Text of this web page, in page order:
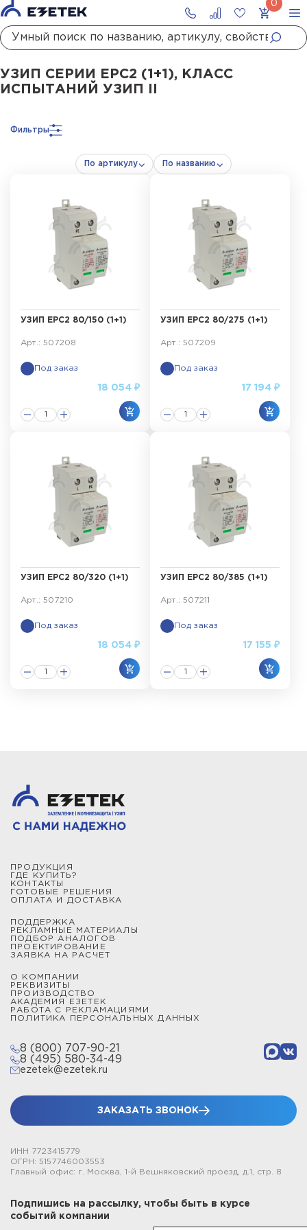
ГлавнаяКаталог УЗИПУЗИП сетей до 1000 ВУЗИП II класса испытаний
УЗИП СЕРИИ ЕРС2 (1+1), КЛАСС
ИСПЫТАНИЙ УЗИП II
Фильтры
По артикулу По названию
УЗИП ЕРС2 80/150 (1+1)
Арт.: 507208
Под заказ
18 054 ₽
УЗИП ЕРС2 80/275 (1+1)
Арт.: 507209
Под заказ
17 194 ₽
УЗИП ЕРС2 80/320 (1+1)
Арт.: 507210
Под заказ
18 054 ₽
УЗИП ЕРС2 80/385 (1+1)
Арт.: 507211
Под заказ
17 155 ₽
ПРОДУКЦИЯ
ГДЕ КУПИТЬ?
КОНТАКТЫ
ГОТОВЫЕ РЕШЕНИЯ
ОПЛАТА И ДОСТАВКА
ПОДДЕРЖКА
РЕКЛАМНЫЕ МАТЕРИАЛЫ
ПОДБОР АНАЛОГОВ
ПРОЕКТИРОВАНИЕ
ЗАЯВКА НА РАСЧЕТ
О КОМПАНИИ
РЕКВИЗИТЫ
ПРОИЗВОДСТВО
АКАДЕМИЯ ЕЗЕТЕК
РАБОТА С РЕКЛАМАЦИЯМИ
ПОЛИТИКА ПЕРСОНАЛЬНЫХ ДАННЫХ
8 (800) 707-90-21
8 (495) 580-34-49
ezetek@ezetek.ru
ЗАКАЗАТЬ ЗВОНОК
ИНН 7723415779
ОГРН: 5157746003553
Главный офис: г. Москва, 1-й Вешняковский проезд, д.1, стр. 8
Подпишись на рассылку, чтобы быть в курсе
событий компании